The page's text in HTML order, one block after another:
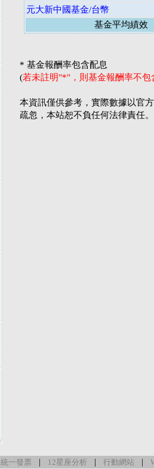
元大新中國基金/台幣
基金平均績效
* 基金報酬率包含配息
(若未註明"*"，則基金報酬率不
本資訊僅供參考，實際數據以官
疏忽，本站恕不負任何法律責任。
統一發票 | 12星座分析 | 行動網站 |